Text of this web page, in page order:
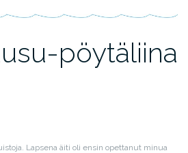
pöytäliina
Lapsena äiti oli ensin opettanut minua